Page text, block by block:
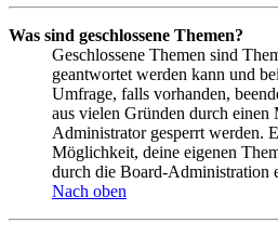
Was sind geschlossene Themen?
Geschlossene Themen sind
geantwortet werden kann und
Umfrage, falls vorhanden,
aus vielen Gründen durch einen
Administrator gesperrt werden.
Möglichkeit, deine eigenen
durch die Board-Administration
Nach oben